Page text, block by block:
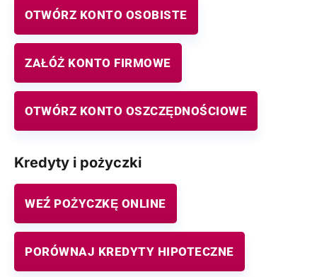
OTWÓRZ KONTO OSOBISTE
ZAŁÓŻ KONTO FIRMOWE
OTWÓRZ KONTO OSZCZĘDNOŚCIOWE
Kredyty i pożyczki
WEŹ POŻYCZKĘ ONLINE
PORÓWNAJ KREDYTY HIPOTECZNE